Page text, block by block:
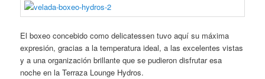
El boxeo concebido como delicatessen tuvo aquí su máxima
expresión, gracias a la temperatura ideal, a las excelentes vistas
y a una organización brillante que se pudieron disfrutar esa
noche en la Terraza Lounge Hydros.